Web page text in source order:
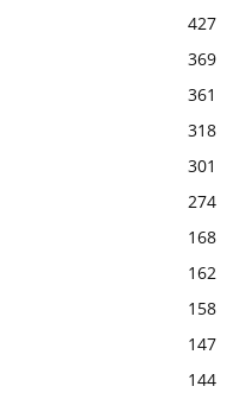
427
369
361
318
301
274
168
162
158
147
144